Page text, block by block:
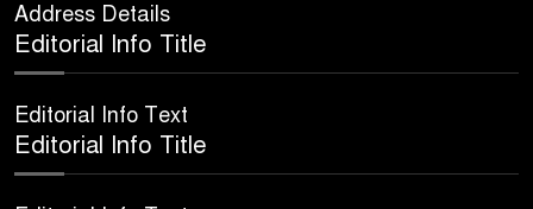
Address Details
Editorial Info Title
Editorial Info Text
Editorial Info Title